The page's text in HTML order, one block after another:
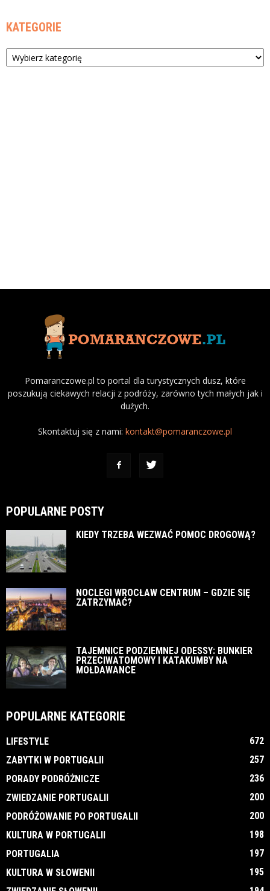
KATEGORIE
Kategorie
Pomaranczowe.pl to portal dla turystycznych dusz, które
poszukują ciekawych relacji z podróży, zarówno tych małych jak i
dużych.
Skontaktuj się z nami: kontakt@pomaranczowe.pl
POPULARNE POSTY
KIEDY TRZEBA WEZWAĆ POMOC DROGOWĄ?
NOCLEGI WROCŁAW CENTRUM – GDZIE SIĘ
ZATRZYMAĆ?
TAJEMNICE PODZIEMNEJ ODESSY: BUNKIER
PRZECIWATOMOWY I KATAKUMBY NA
MOŁDAWANCE
POPULARNE KATEGORIE
LIFESTYLE
672
ZABYTKI W PORTUGALII
257
PORADY PODRÓŻNICZE
236
ZWIEDZANIE PORTUGALII
200
PODRÓŻOWANIE PO PORTUGALII
200
KULTURA W PORTUGALII
198
PORTUGALIA
197
KULTURA W SŁOWENII
195